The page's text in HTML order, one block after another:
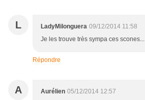
L LadyMilonguera 09/12/2014 11:58
Je les trouve très sympa ces scones...
Répondre
A Aurélien 05/12/2014 12:57